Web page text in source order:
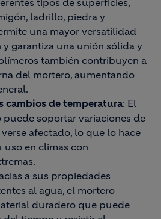
tipos de superficies,
ladrillo, piedra y
una mayor versatilidad
y garantiza una unión sólida y
también contribuyen a
del mortero, aumentando
cambios de temperatura: El
puede soportar variaciones de
afectado, lo que lo hace
uso en climas con
a sus propiedades
al agua, el mortero
duradero que puede